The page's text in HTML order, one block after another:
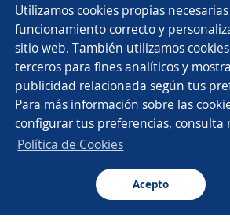
Utilizamos cookies propias
funcionamiento correcto y
sitio web. También utilizamos
terceros para fines analíticos y
publicidad relacionada según tus
Para más información sobre las
configurar tus preferencias, consulta
Política de Cookies
Acepto
Buscar Postulaciones Avisos
Encargado/a Coordinador/a de
Ejecutivo/a comercial Gerente tienda
Ejecutivo de ventas Ejecutivo/a
Ejecutivo comercial
Jefe comercial
Buscar es más fácil en
CT App
Navegador